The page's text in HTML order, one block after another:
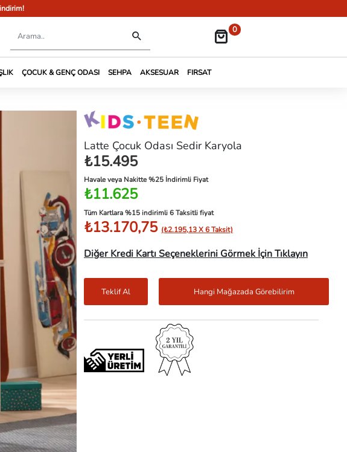
0
ÇOCUK & GENÇ ODASI SEHPA AKSESUAR FIRSAT
Latte Çocuk Odası Sedir Karyola
₺15.495
Havale veya Nakitte %25 İndirimli Fiyat
₺11.625
Tüm Kartlara %15 indirimli 6 Taksitli fiyat
₺13.170,75 (₺2.195,13 X 6 Taksit)
Diğer Kredi Kartı Seçeneklerini Görmek İçin Tıklayın
Teklif Al Hangi Mağazada Görebilirim